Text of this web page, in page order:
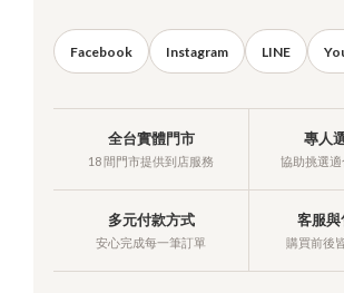
Facebook Instagram LINE
全台實體門市
18 間門市提供到店服務
專人
協助挑選
多元付款方式
安心完成每一筆訂單
客服與
購買前後